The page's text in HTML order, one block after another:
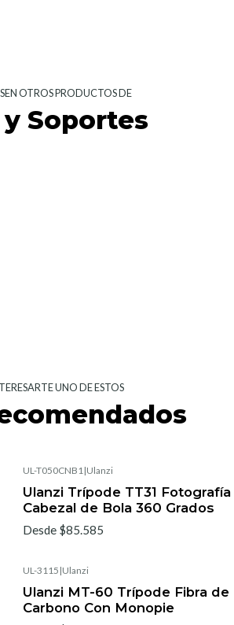
OTROS PRODUCTOS DE
Soportes
UNO DE ESTOS
UL-T050CNB1 |Ulanzi
Ulanzi Trípode TT31 Fotografía
Cabezal de Bola 360 Grados
Desde $85.585
UL-3115 |Ulanzi
Ulanzi MT-60 Trípode Fibra de
Carbono Con Monopie